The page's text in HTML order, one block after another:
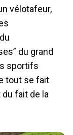
vélotafeur,
du grand
sportifs
tout se fait
fait de la